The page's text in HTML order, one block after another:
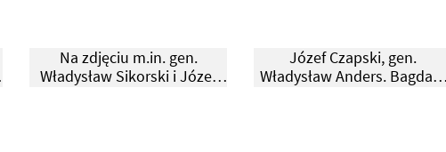
Na zdjęciu m.in. gen.
Władysław Sikorski i Józef
Józef Czapski, gen.
Władysław Anders. Bagdad,